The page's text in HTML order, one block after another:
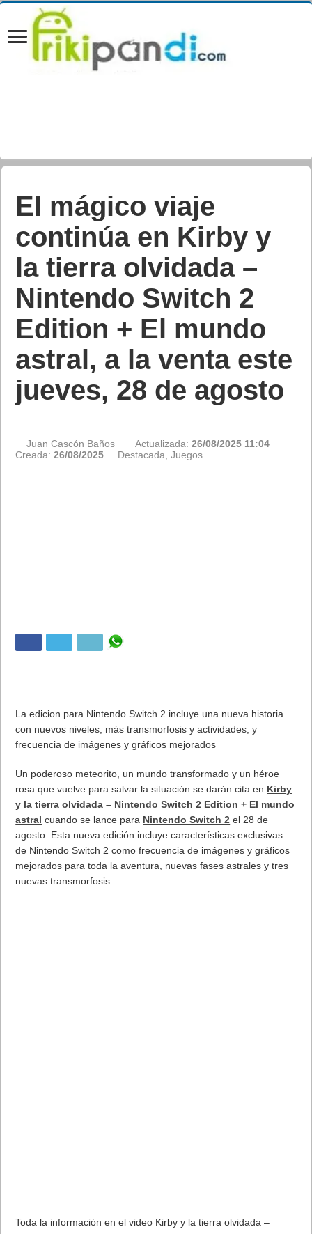
El mágico viaje
continúa en Kirby y
la tierra olvidada –
Nintendo Switch 2
Edition + El mundo
astral, a la venta este
jueves, 28 de agosto
Juan Cascón Baños Actualizada:26/08/2025 11:04
Creada:26/08/2025 Destacada ,Juegos
La edicion para Nintendo Switch 2 incluye una nueva historia
con nuevos niveles, más transmorfosis y actividades, y
frecuencia de imágenes y gráficos mejorados
Un poderoso meteorito, un mundo transformado y un héroe
rosa que vuelve para salvar la situación se darán cita enKirby
y la tierra olvidada – Nintendo Switch 2 Edition + El mundo
astralcuando se lance paraNintendo Switch 2el 28 de
agosto. Esta nueva edición incluye características exclusivas
de Nintendo Switch 2 como frecuencia de imágenes y gráficos
mejorados para toda la aventura, nuevas fases astrales y tres
nuevas transmorfosis.
Toda la información en el video Kirby y la tierra olvidada –